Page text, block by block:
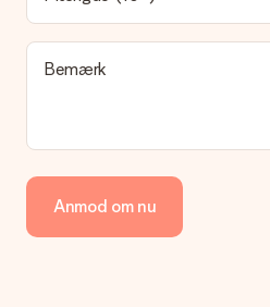
overraskelse!
Bemærk
Anmod om nu